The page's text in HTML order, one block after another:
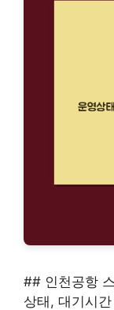
## 인천공항
상태, 대기시